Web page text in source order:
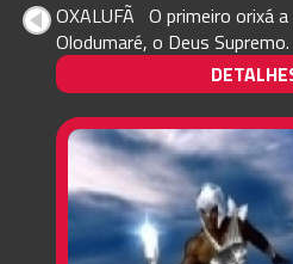
OXALUFÃ O primeiro orixá
Olodumaré, o Deus